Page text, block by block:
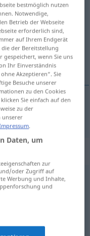
antippen)
bestmöglich nutzen
Notwendige,
Betrieb der Webseite
erforderlich sind,
auf Ihrem Endgerät
der Bereitstellung
wenn Sie uns
Ihr Einverständnis
Akzeptieren“. Sie
Besuche unserer
zu den Cookies
Sie einfach auf den
zu der
unserer
.
Daten, um
zur
oder Zugriff auf
Werbung und Inhalte,
und